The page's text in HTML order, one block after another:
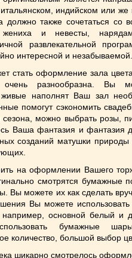
индийском или
должно также сочетаться
и невесты,
развлекательной
интересной и незабываемой.
стать оформление зала
очень разнообразна. Вы
живые наполнят Ваш зал
помогут сэкономить
можно выбрать розы,
Ваша фантазия и фантазия
созданий матушки
на оформлении Вашего
смотрятся бумажные
Вы можете их как сделать
Вы можете использовать
например, основной белый и
бумажные
количество, большой выбор
шикарно смотрелось